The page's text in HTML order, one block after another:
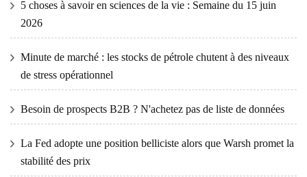
5 choses à savoir en sciences de la vie : Semaine du 15 juin
2026
Minute de marché : les stocks de pétrole chutent à des niveaux
de stress opérationnel
Besoin de prospects B2B ? N'achetez pas de liste de données
La Fed adopte une position belliciste alors que Warsh promet la
stabilité des prix